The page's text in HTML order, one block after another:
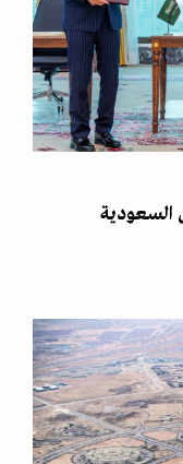
السعودية